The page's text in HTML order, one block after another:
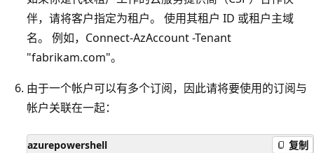
伴，请将客户指定为租户。 使用其租户 ID 或租户主域
名。 例如，Connect-AzAccount -Tenant
"fabrikam.com"。
由于一个帐户可以有多个订阅，因此请将要使用的订阅与
帐户关联在一起：
azurepowershell 复制